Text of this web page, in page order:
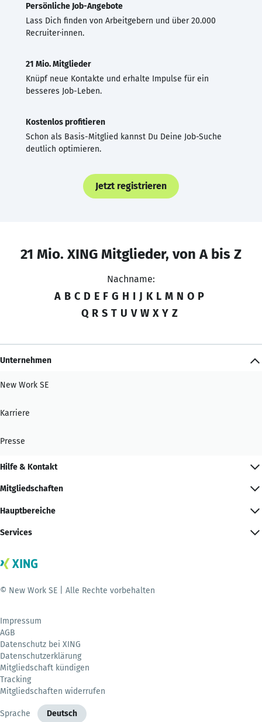
Persönliche Job-Angebote
Lass Dich finden von Arbeitgebern und über 20.000
Recruiter·innen.
21 Mio. Mitglieder
Knüpf neue Kontakte und erhalte Impulse für ein
besseres Job-Leben.
Kostenlos profitieren
Schon als Basis-Mitglied kannst Du Deine Job-Suche
deutlich optimieren.
Jetzt registrieren
21 Mio. XING Mitglieder, von A bis Z
Nachname:
A B C D E F G H I J K L M N O P
Q R S T U V W X Y Z
Unternehmen
New Work SE
Karriere
Presse
Hilfe & Kontakt
Mitgliedschaften
Hauptbereiche
Services
© New Work SE | Alle Rechte vorbehalten
Impressum
AGB
Datenschutz bei XING
Datenschutzerklärung
Mitgliedschaft kündigen
Tracking
Mitgliedschaften widerrufen
Sprache Deutsch